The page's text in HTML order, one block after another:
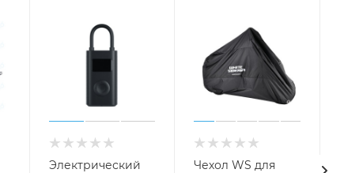
Электрический
Чехол WS для